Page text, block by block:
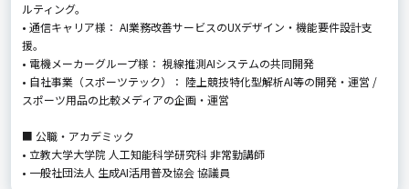
ルティング。
• 通信キャリア様： AI業務改善サービスのUXデザイン・機能要件設計支
援。
• 電機メーカーグループ様： 視線推測AIシステムの共同開発
• 自社事業（スポーツテック）： 陸上競技特化型解析AI等の開発・運営 /
スポーツ用品の比較メディアの企画・運営
■ 公職・アカデミック
• 立教大学大学院 人工知能科学研究科 非常勤講師
• 一般社団法人 生成AI活用普及協会 協議員